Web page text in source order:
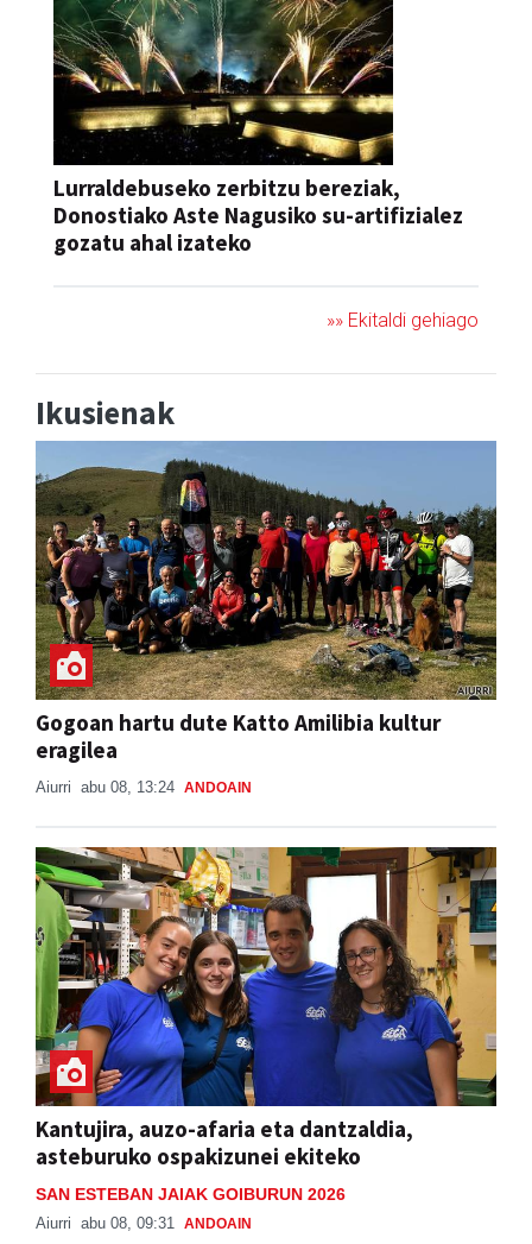
Lurraldebuseko zerbitzu bereziak,
Donostiako Aste Nagusiko su-artifizialez
gozatu ahal izateko
»» Ekitaldi gehiago
Ikusienak
Gogoan hartu dute Katto Amilibia kultur
eragilea
Aiurri abu 08, 13:24 ANDOAIN
Kantujira, auzo-afaria eta dantzaldia,
asteburuko ospakizunei ekiteko
SAN ESTEBAN JAIAK GOIBURUN 2026
Aiurri abu 08, 09:31 ANDOAIN